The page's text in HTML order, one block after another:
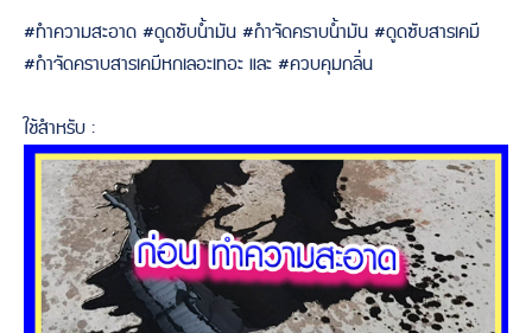
#ทำความสะอาด #ดูดซับน้ำมัน #กำจัดคราบน้ำมัน #ดูดซับสารเคมี
#กำจัดคราบสารเคมีหกเลอะเทอะ และ #ควบคุมกลิ่น
ใช้สำหรับ :